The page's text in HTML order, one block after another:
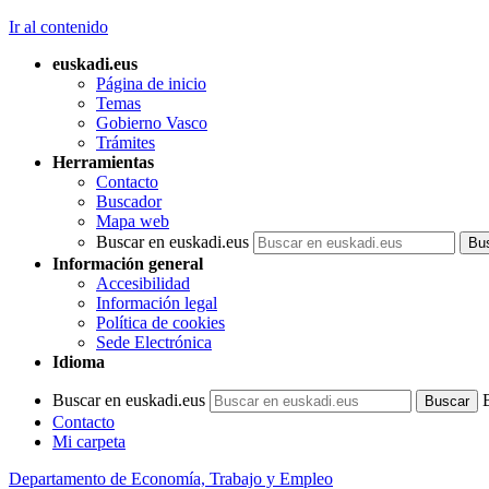
Ir al contenido
euskadi.eus
Página de inicio
Temas
Gobierno Vasco
Trámites
Herramientas
Contacto
Buscador
Mapa web
Buscar en euskadi.eus
Información general
Accesibilidad
Información legal
Política de cookies
Sede Electrónica
Idioma
Buscar en euskadi.eus
Contacto
Mi carpeta
Departamento de Economía, Trabajo y Empleo